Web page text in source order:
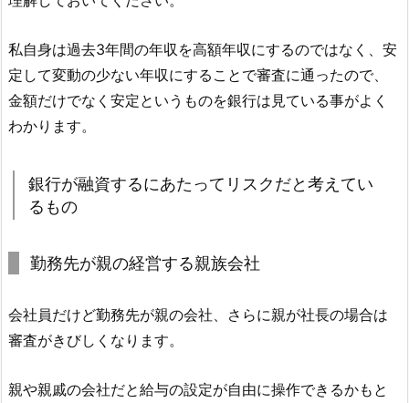
私自身は過去3年間の年収を高額年収にするのではなく、安
定して変動の少ない年収にすることで審査に通ったので、
金額だけでなく安定というものを銀行は見ている事がよく
わかります。
銀行が融資するにあたってリスクだと考えてい
るもの
勤務先が親の経営する親族会社
会社員だけど勤務先が親の会社、さらに親が社長の場合は
審査がきびしくなります。
親や親戚の会社だと給与の設定が自由に操作できるかもと